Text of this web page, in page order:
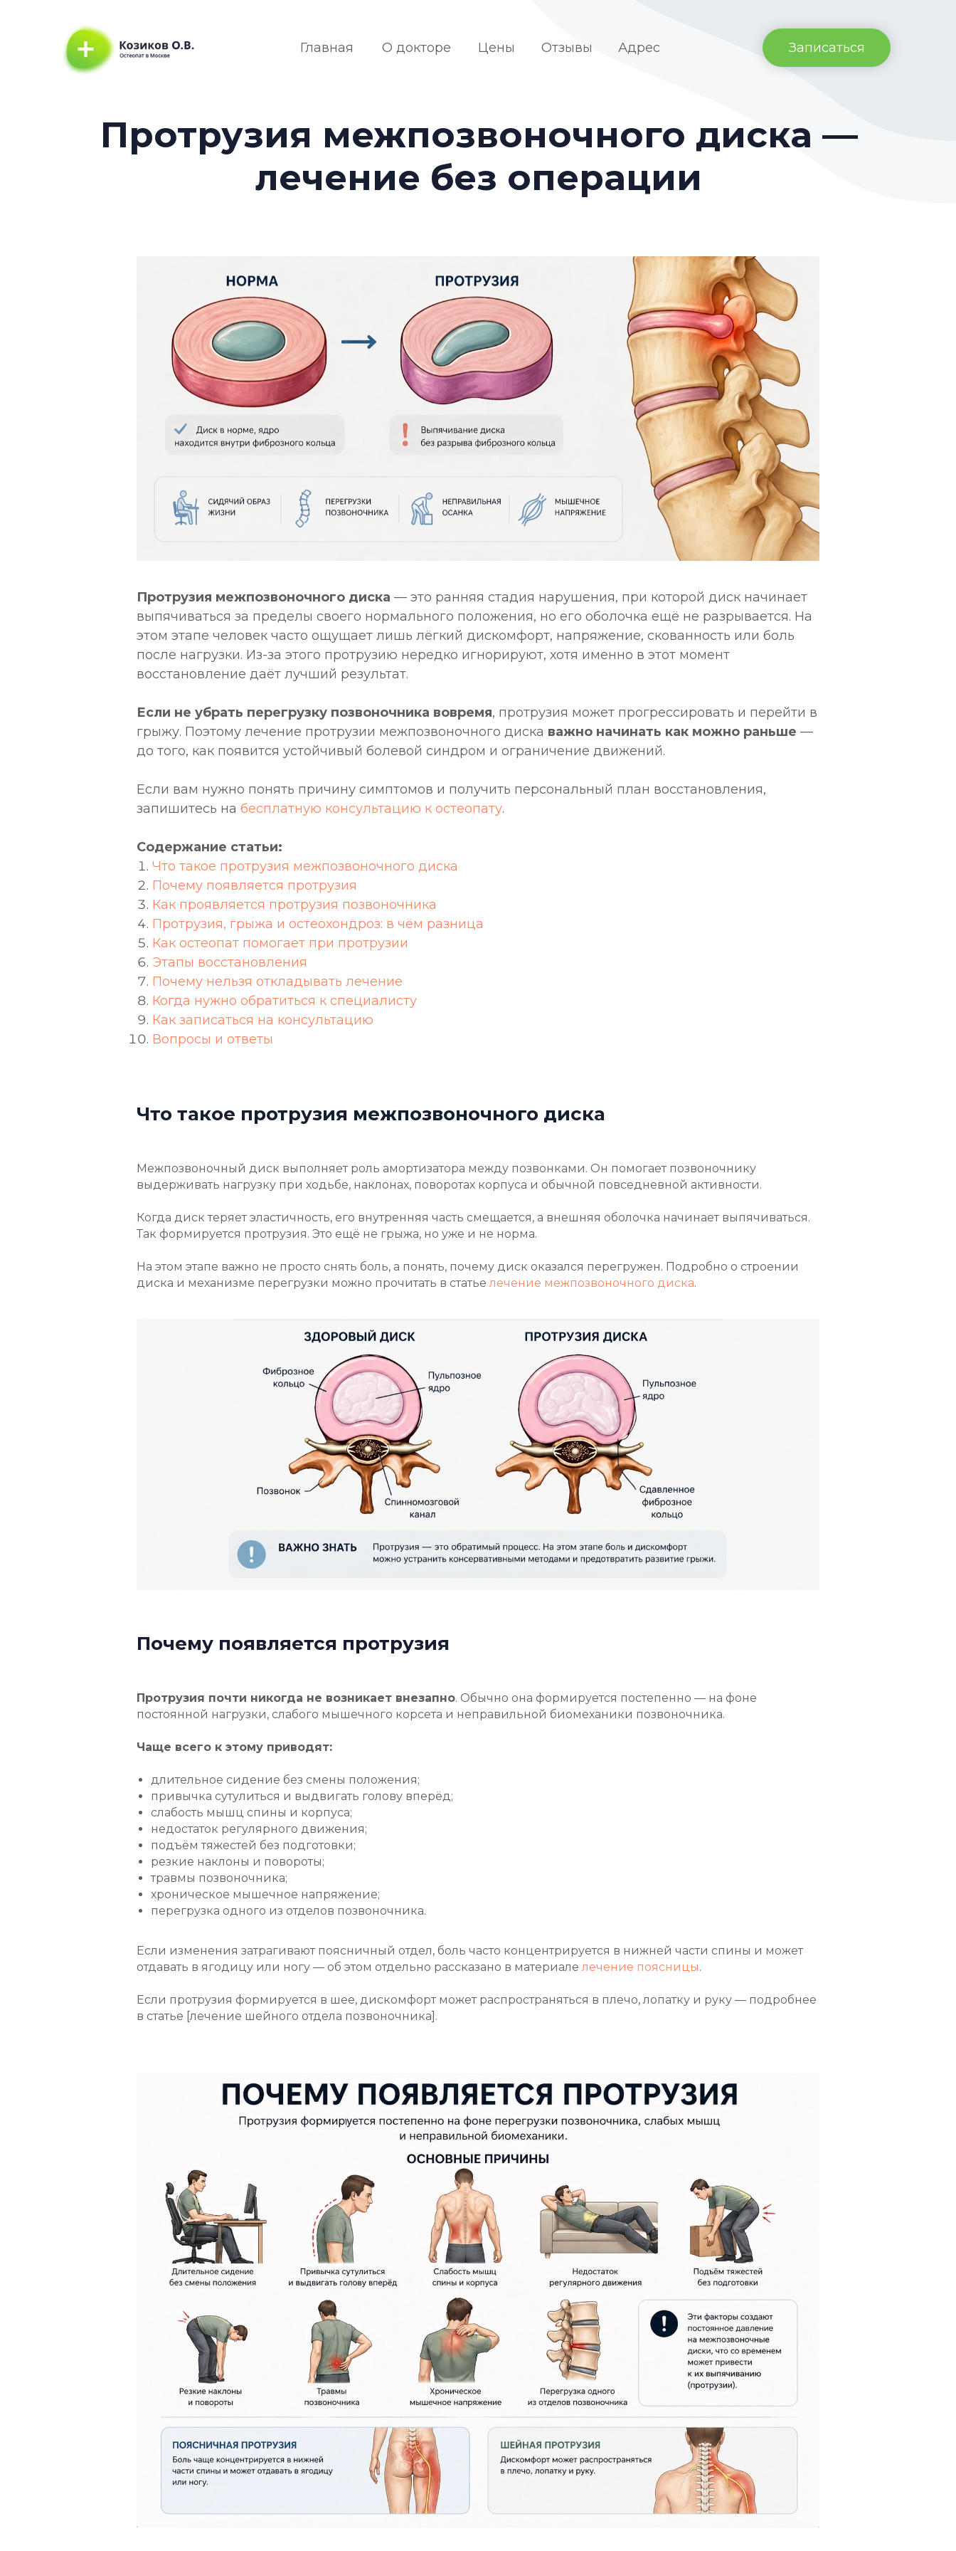
Цены Отзывы Адрес Записаться
О докторе
Протрузия межпозвоночного диска —
лечение без операции
Главная
Протрузия межпозвоночного диска — это ранняя стадия нарушения, при которой диск начинает
выпячиваться за пределы своего нормального положения, но его оболочка ещё не разрывается. На
этом этапе человек часто ощущает лишь лёгкий дискомфорт, напряжение, скованность или боль
после нагрузки. Из-за этого протрузию нередко игнорируют, хотя именно в этот момент
восстановление даёт лучший результат.
Если не убрать перегрузку позвоночника вовремя, протрузия может прогрессировать и перейти в
грыжу. Поэтому лечение протрузии межпозвоночного диска важно начинать как можно раньше —
до того, как появится устойчивый болевой синдром и ограничение движений.
Если вам нужно понять причину симптомов и получить персональный план восстановления,
запишитесь на бесплатную консультацию к остеопату.
Содержание статьи:
Что такое протрузия межпозвоночного диска
Почему появляется протрузия
Как проявляется протрузия позвоночника
Протрузия, грыжа и остеохондроз: в чём разница
Как остеопат помогает при протрузии
Этапы восстановления
Почему нельзя откладывать лечение
Когда нужно обратиться к специалисту
Как записаться на консультацию
Вопросы и ответы
Что такое протрузия межпозвоночного диска
Межпозвоночный диск выполняет роль амортизатора между позвонками. Он помогает позвоночнику
выдерживать нагрузку при ходьбе, наклонах, поворотах корпуса и обычной повседневной активности.
Когда диск теряет эластичность, его внутренняя часть смещается, а внешняя оболочка начинает выпячиваться.
Так формируется протрузия. Это ещё не грыжа, но уже и не норма.
На этом этапе важно не просто снять боль, а понять, почему диск оказался перегружен. Подробно о строении
диска и механизме перегрузки можно прочитать в статьелечение межпозвоночного диска.
Почему появляется протрузия
Протрузия почти никогда не возникает внезапно. Обычно она формируется постепенно — на фоне
постоянной нагрузки, слабого мышечного корсета и неправильной биомеханики позвоночника.
Чаще всего к этому приводят:
длительное сидение без смены положения;
привычка сутулиться и выдвигать голову вперёд;
слабость мышц спины и корпуса;
недостаток регулярного движения;
подъём тяжестей без подготовки;
резкие наклоны и повороты;
травмы позвоночника;
хроническое мышечное напряжение;
перегрузка одного из отделов позвоночника.
Если изменения затрагивают поясничный отдел, боль часто концентрируется в нижней части спины и может
отдавать в ягодицу или ногу — об этом отдельно рассказано в материалелечение поясницы.
Если протрузия формируется в шее, дискомфорт может распространяться в плечо, лопатку и руку — подробнее
в статье [лечение шейного отдела позвоночника].